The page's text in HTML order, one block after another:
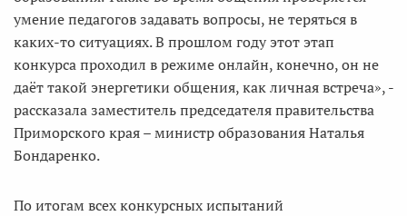
умение педагогов задавать вопросы, не теряться в
каких-то ситуациях. В прошлом году этот этап
конкурса проходил в режиме онлайн, конечно, он не
даёт такой энергетики общения, как личная встреча», -
рассказала заместитель председателя правительства
Приморского края – министр образования Наталья
Бондаренко.
По итогам всех конкурсных испытаний